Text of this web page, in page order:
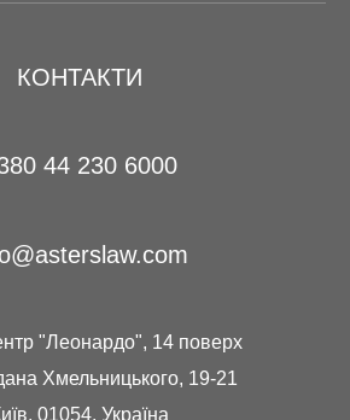
КОНТАКТИ
44 230 6000
"Леонардо", 14 поверх
Хмельницького, 19-21
01054, Україна